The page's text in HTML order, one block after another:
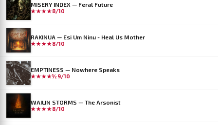
MISERY INDEX — Feral Future
★★★★8/10
RAKINUA — Esi Um Ninu - Heal Us Mother
★★★★8/10
EMPTINESS — Nowhere Speaks
★★★★½ 9/10
WAILIN STORMS — The Arsonist
★★★★8/10